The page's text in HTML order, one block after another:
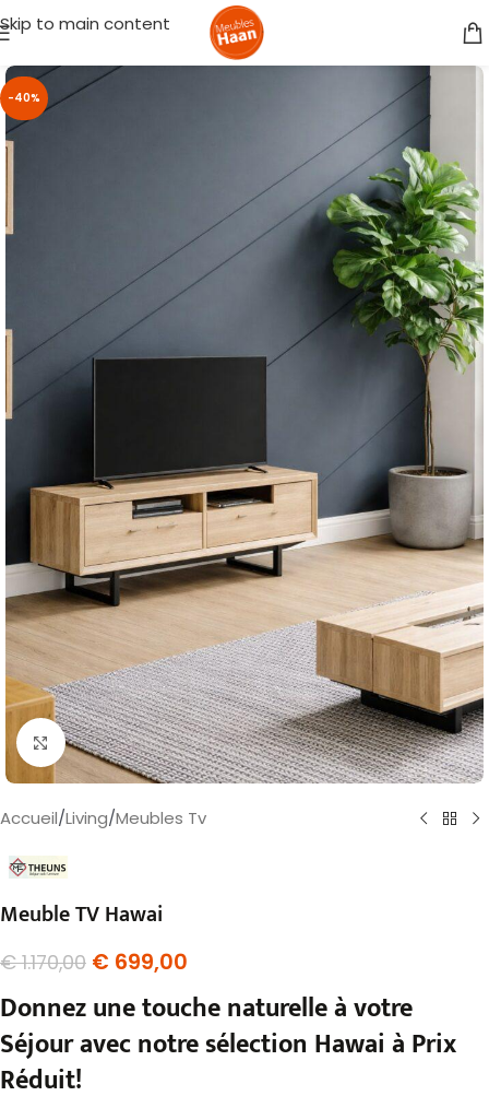
Skip to main content
-40%
Agrandir
Accueil/Living/Meubles Tv
Meuble TV Hawai
€1.170,00 € 699,00
Donnez une touche naturelle à votre
Séjour avec notre sélection Hawai à Prix
Réduit!